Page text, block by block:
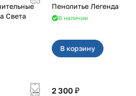
Света
Пенолитье Легенда
В наличии
В корзину
2 300 ₽